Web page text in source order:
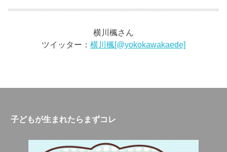
横川楓さん
ツイッター： 横川楓[@yokokawakaede]
子どもが生まれたらまずコレ